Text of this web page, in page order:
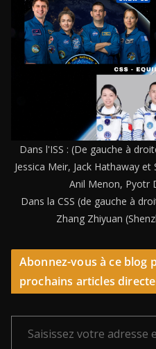
Dans l'ISS : (De gauche à
Jessica Meir, Jack Hathaway
Anil Menon, Pyotr
Dans la CSS (de gauche à
Zhang Zhiyuan
Abonnez-vous à ce blog
prochains articles
Saisissez votre adresse e-mail…